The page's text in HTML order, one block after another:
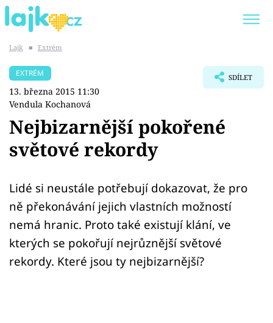
SHOPAHOLICADEL
Témata
Showbyznys
Youtubeři
Virály
Lajk ■ Extrém
EXTRÉM
13. března 2015 11:30
Vendula Kochanová
SDÍLET
Nejbizarnější pokořené
světové rekordy
Lidé si neustále potřebují dokazovat, že pro
ně překonávání jejich vlastních možností
nemá hranic. Proto také existují klání, ve
kterých se pokořují nejrůznější světové
rekordy. Které jsou ty nejbizarnější?